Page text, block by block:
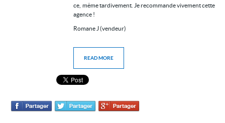
ce, même tardivement. Je recommande vivement cette
agence !
Romane J (vendeur)
READ MORE